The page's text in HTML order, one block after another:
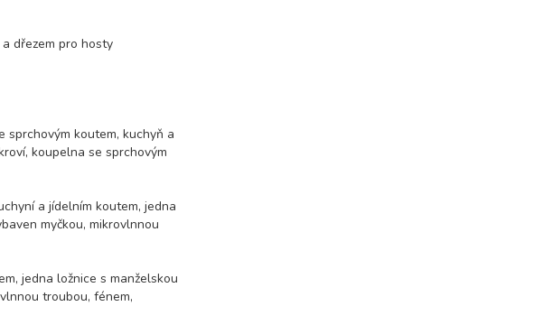
dřezem pro hosty
sprchovým koutem, kuchyň a
koupelna se sprchovým
a jídelním koutem, jedna
myčkou, mikrovlnnou
jedna ložnice s manželskou
troubou, fénem,